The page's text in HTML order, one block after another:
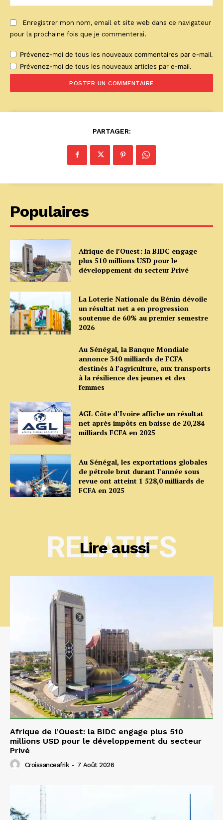
:
Enregistrer mon nom, email et site web dans ce navigateur
pour la prochaine fois que je commenterai.
Prévenez-moi de tous les nouveaux commentaires par e-mail.
Prévenez-moi de tous les nouveaux articles par e-mail.
PARTAGER:
Populaires
Afrique de l’Ouest: la BIDC engage
plus 510 millions USD pour le
développement du secteur Privé
La Loterie Nationale du Bénin dévoile
un résultat net a en progression
soutenue de 60% au premier semestre
2026
Au Sénégal, la Banque Mondiale
annonce 340 milliards de FCFA
destinés à l’agriculture, aux transports
à la résilience des jeunes et des
femmes
AGL Côte d’Ivoire affiche un résultat
net après impôts en baisse de 20,284
milliards FCFA en 2025
Au Sénégal, les exportations globales
de pétrole brut durant l’année sous
revue ont atteint 1 528,0 milliards de
FCFA en 2025
Lire aussi
RELATIFS
Afrique de l’Ouest: la BIDC engage plus 510
millions USD pour le développement du secteur
Privé
Croissanceafrik - 7 Août 2026